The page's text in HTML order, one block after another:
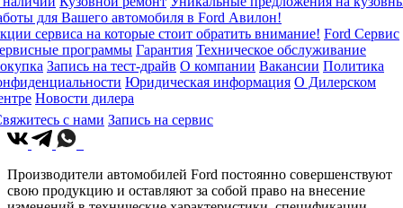
для Вашего автомобиля в Ford Авилон!
сервиса на которые стоит обратить внимание! Ford Сервис
программы Гарантия Техническое обслуживание
Запись на тест-драйв О компании Вакансии Политика
Юридическая информация О Дилерском
Новости дилера
с нами Запись на сервис
Производители автомобилей Ford постоянно совершенствуют
свою продукцию и оставляют за собой право на внесение